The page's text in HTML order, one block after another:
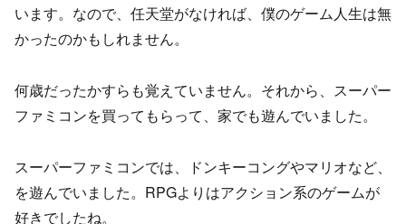
います。なので、任天堂がなければ、僕のゲーム人生は無
かったのかもしれません。
何歳だったかすらも覚えていません。それから、スーパー
ファミコンを買ってもらって、家でも遊んでいました。
スーパーファミコンでは、ドンキーコングやマリオなど、
を遊んでいました。RPGよりはアクション系のゲームが
好きでしたね。